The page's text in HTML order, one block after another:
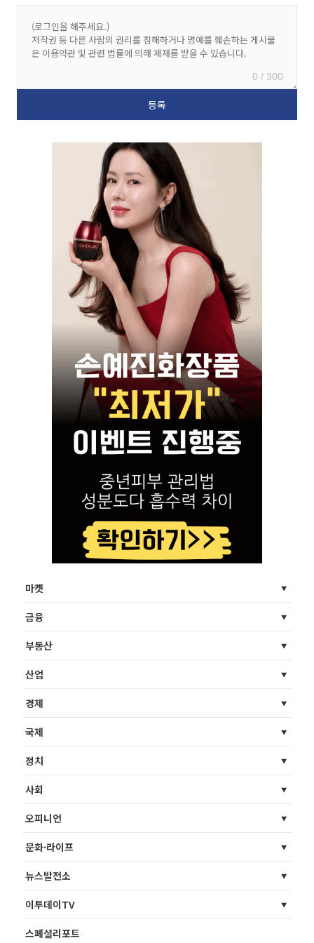
0 / 300
마켓
금융
부동산
산업
경제
국제
정치
사회
오피니언
문화·라이프
뉴스발전소
이투데이TV
스페셜리포트